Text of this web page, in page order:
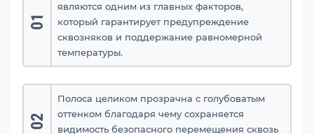
01
являются одним из главных факторов,
который гарантирует предупреждение
сквозняков и поддержание равномерной
температуры.
02
Полоса целиком прозрачна с голубоватым
оттенком благодаря чему сохраняется
видимость безопасного перемещения сквозь